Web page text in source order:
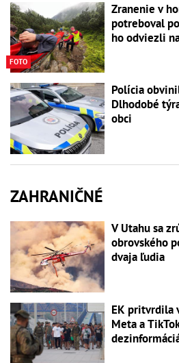
FOTO
Zranenie v
potreboval
ho odviezli
Polícia
Dlhodobé
obci
ZAHRANIČNÉ
V Utahu sa
obrovského
dvaja ľudia
EK pritvrdila
Meta a